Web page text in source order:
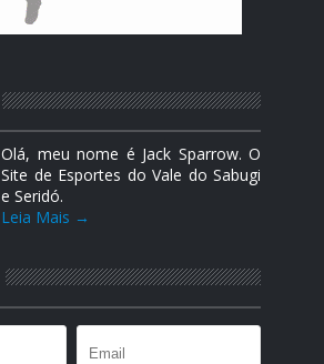
Olá, meu nome é Jack Sparrow. O
Site de Esportes do Vale do Sabugi
e Seridó.
Leia Mais →